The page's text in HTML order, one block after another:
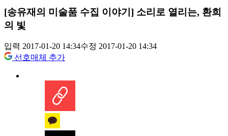
[송유재의 미술품 수집 이야기] 소리로 열리는, 환희
의 빛
입력 2017-01-20 14:34수정 2017-01-20 14:34
선호매체 추가